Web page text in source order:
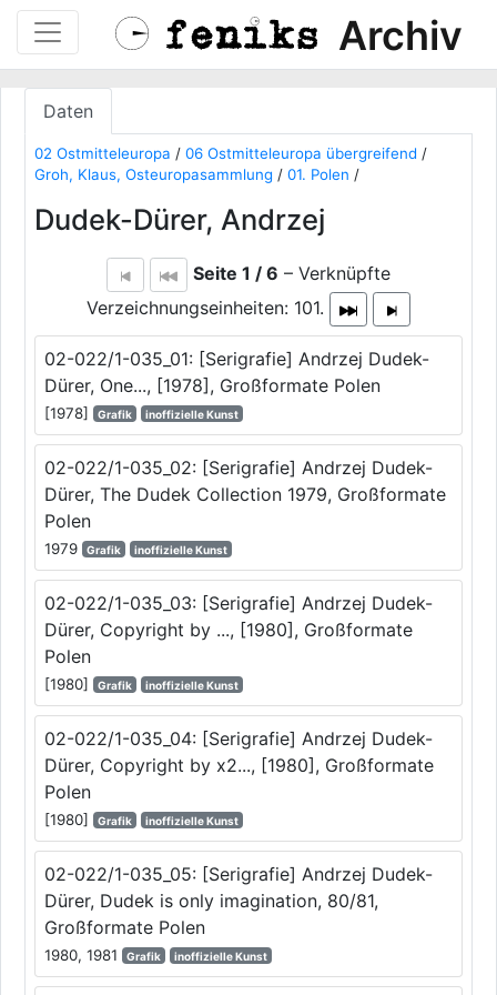
Archiv
Daten
02 Ostmitteleuropa / 06 Ostmitteleuropa übergreifend /
Groh, Klaus, Osteuropasammlung / 01. Polen /
Dudek-Dürer, Andrzej
Seite 1 / 6 – Verknüpfte
Verzeichnungseinheiten: 101.
02-022/1-035_01: [Serigrafie] Andrzej Dudek-
Dürer, One..., [1978], Großformate Polen
[1978] Grafik inoffizielle Kunst
02-022/1-035_02: [Serigrafie] Andrzej Dudek-
Dürer, The Dudek Collection 1979, Großformate
Polen
1979 Grafik inoffizielle Kunst
02-022/1-035_03: [Serigrafie] Andrzej Dudek-
Dürer, Copyright by ..., [1980], Großformate
Polen
[1980] Grafik inoffizielle Kunst
02-022/1-035_04: [Serigrafie] Andrzej Dudek-
Dürer, Copyright by x2..., [1980], Großformate
Polen
[1980] Grafik inoffizielle Kunst
02-022/1-035_05: [Serigrafie] Andrzej Dudek-
Dürer, Dudek is only imagination, 80/81,
Großformate Polen
1980, 1981 Grafik inoffizielle Kunst